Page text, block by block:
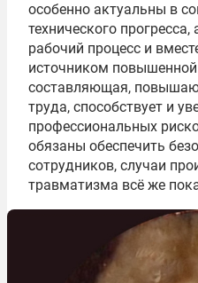
особенно актуальны в
технического
рабочий процесс и
источником повышенной
составляющая,
труда, способствует и
профессиональных
обязаны обеспечить
сотрудников, случаи
травматизма всё же